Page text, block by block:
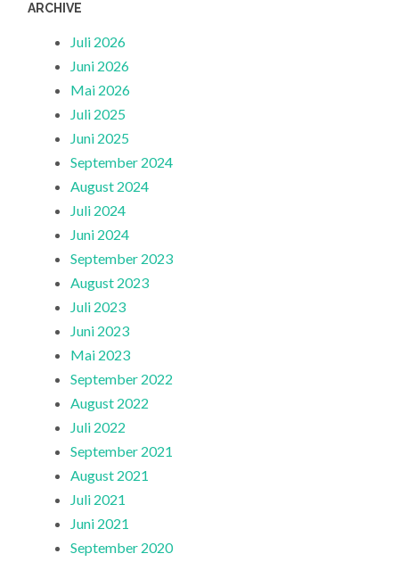
ARCHIVE
Juli 2026
Juni 2026
Mai 2026
Juli 2025
Juni 2025
September 2024
August 2024
Juli 2024
Juni 2024
September 2023
August 2023
Juli 2023
Juni 2023
Mai 2023
September 2022
August 2022
Juli 2022
September 2021
August 2021
Juli 2021
Juni 2021
September 2020